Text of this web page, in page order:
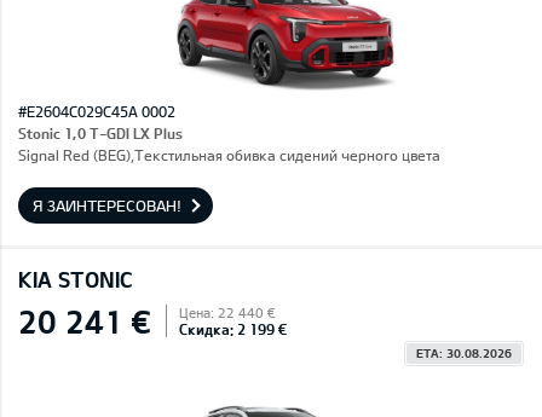
#E2604C029C45A 0002
Stonic 1,0 T-GDI LX Plus
Signal Red (BEG),Текстильная обивка сидений черного цвета
Я ЗАИНТЕРЕСОВАН!
KIA STONIC
20 241 € Цена: 22 440 €
Скидка: 2 199 €
ETA: 30.08.2026